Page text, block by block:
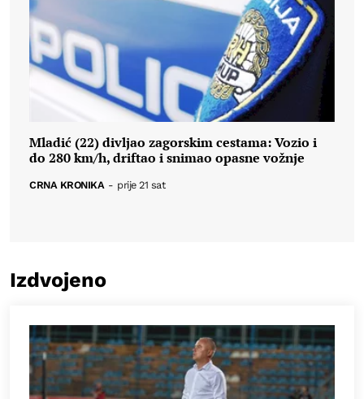
Mladić (22) divljao zagorskim cestama: Vozio i
do 280 km/h, driftao i snimao opasne vožnje
CRNA KRONIKA - prije 21 sat
Izdvojeno